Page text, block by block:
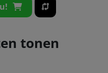
tonen